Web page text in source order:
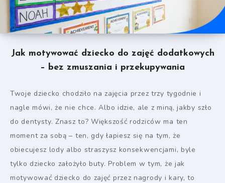
Jak motywować dziecko do zajęć dodatkowych
– bez zmuszania i przekupywania
Twoje dziecko chodziło na zajęcia przez trzy tygodnie i
nagle mówi, że nie chce. Albo idzie, ale z miną, jakby szło
do dentysty. Znasz to? Większość rodziców ma ten
moment za sobą – ten, gdy łapiesz się na tym, że
obiecujesz lody albo straszysz konsekwencjami, byle
tylko dziecko założyło buty. Problem w tym, że jak
motywować dziecko do zajęć przez nagrody i kary, to